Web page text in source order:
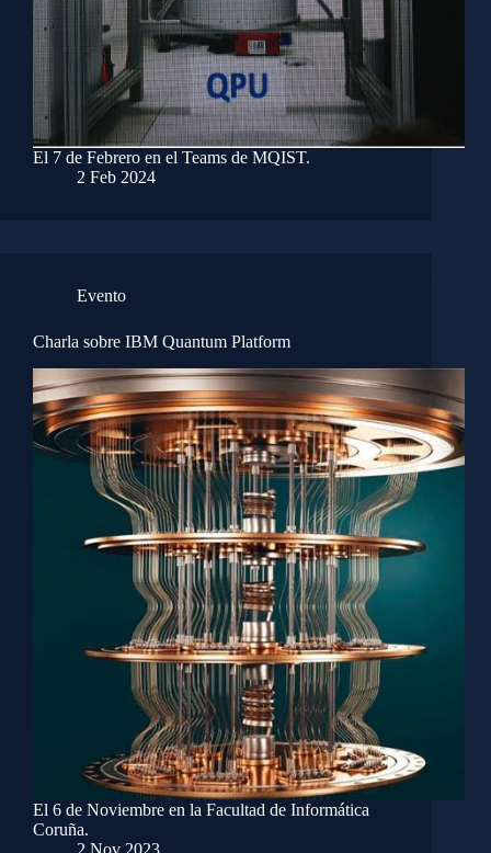
El 7 de Febrero en el Teams de MQIST.
2 Feb 2024
Evento
Charla sobre IBM Quantum Platform
El 6 de Noviembre en la Facultad de Informática
Coruña.
2 Nov 2023